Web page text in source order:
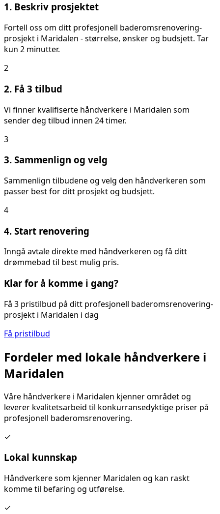
1. Beskriv prosjektet
Fortell oss om ditt profesjonell baderomsrenovering-
prosjekt i Maridalen - størrelse, ønsker og budsjett. Tar
kun 2 minutter.
2
2. Få 3 tilbud
Vi finner kvalifiserte håndverkere i Maridalen som
sender deg tilbud innen 24 timer.
3
3. Sammenlign og velg
Sammenlign tilbudene og velg den håndverkeren som
passer best for ditt prosjekt og budsjett.
4
4. Start renovering
Inngå avtale direkte med håndverkeren og få ditt
drømmebad til best mulig pris.
Klar for å komme i gang?
Få 3 pristilbud på ditt profesjonell baderomsrenovering-
prosjekt i Maridalen i dag
Få pristilbud
Fordeler med lokale håndverkere i
Maridalen
Våre håndverkere i Maridalen kjenner området og
leverer kvalitetsarbeid til konkurransedyktige priser på
profesjonell baderomsrenovering.
✓
Lokal kunnskap
Håndverkere som kjenner Maridalen og kan raskt
komme til befaring og utførelse.
✓